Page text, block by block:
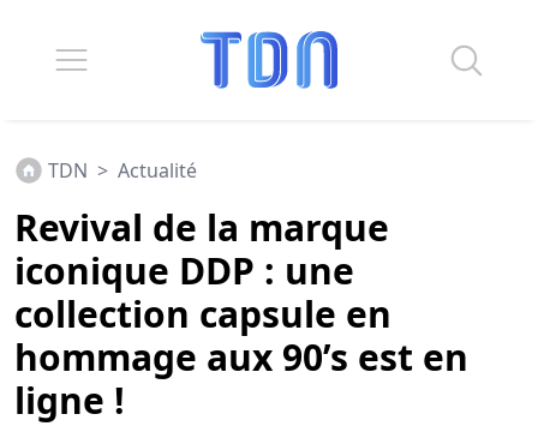
TDN > Actualité
Revival de la marque
iconique DDP : une
collection capsule en
hommage aux 90’s est en
ligne !